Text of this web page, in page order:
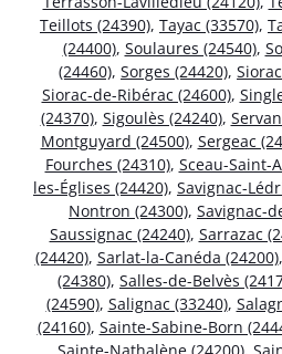
Teillots (24390), Tayac (33570),
(24400), Soulaures (24540),
(24460), Sorges (24420),
Siorac-de-Ribérac (24600),
(24370), Sigoulès (24240),
Montguyard (24500), Sergeac
Fourches (24310), Sceau-Saint-
les-Églises (24420), Savignac-
Nontron (24300), Savignac-
Saussignac (24240), Sarrazac
(24420), Sarlat-la-Canéda (24200),
(24380), Salles-de-Belvès
(24590), Salignac (33240),
(24160), Sainte-Sabine-Born